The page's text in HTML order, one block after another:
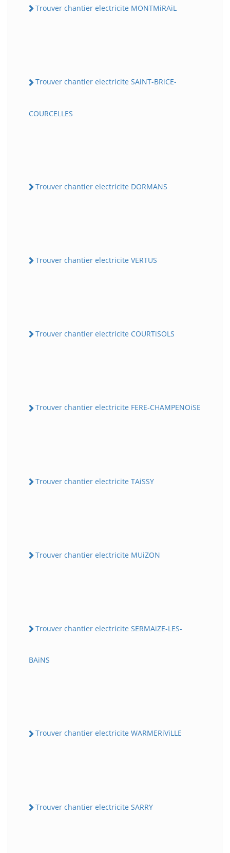
Trouver chantier electricite MONTMiRAiL
Trouver chantier electricite SAiNT-BRiCE-
COURCELLES
Trouver chantier electricite DORMANS
Trouver chantier electricite VERTUS
Trouver chantier electricite COURTiSOLS
Trouver chantier electricite FERE-CHAMPENOiSE
Trouver chantier electricite TAiSSY
Trouver chantier electricite MUiZON
Trouver chantier electricite SERMAiZE-LES-
BAiNS
Trouver chantier electricite WARMERiViLLE
Trouver chantier electricite SARRY